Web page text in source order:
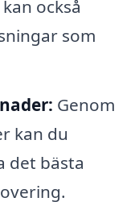
också
som
Genom
kan du
det bästa